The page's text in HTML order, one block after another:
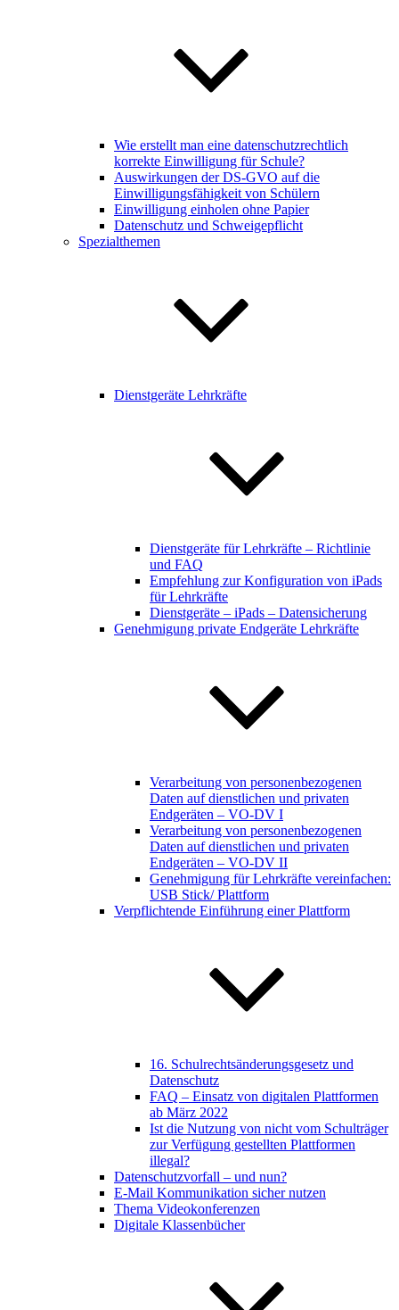
Wie erstellt man eine datenschutzrechtlich
korrekte Einwilligung für Schule?
Auswirkungen der DS-GVO auf die
Einwilligungsfähigkeit von Schülern
Einwilligung einholen ohne Papier
Datenschutz und Schweigepflicht
Spezialthemen
Dienstgeräte Lehrkräfte
Dienstgeräte für Lehrkräfte – Richtlinie
und FAQ
Empfehlung zur Konfiguration von iPads
für Lehrkräfte
Dienstgeräte – iPads – Datensicherung
Genehmigung private Endgeräte Lehrkräfte
Verarbeitung von personenbezogenen
Daten auf dienstlichen und privaten
Endgeräten – VO-DV I
Verarbeitung von personenbezogenen
Daten auf dienstlichen und privaten
Endgeräten – VO-DV II
Genehmigung für Lehrkräfte vereinfachen:
USB Stick/ Plattform
Verpflichtende Einführung einer Plattform
16. Schulrechtsänderungsgesetz und
Datenschutz
FAQ – Einsatz von digitalen Plattformen
ab März 2022
Ist die Nutzung von nicht vom Schulträger
zur Verfügung gestellten Plattformen
illegal?
Datenschutzvorfall – und nun?
E-Mail Kommunikation sicher nutzen
Thema Videokonferenzen
Digitale Klassenbücher